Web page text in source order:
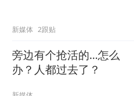
新媒体 2跟贴
旁边有个抢活的…怎么
办？人都过去了？